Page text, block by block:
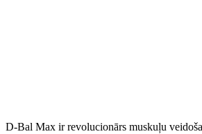
D-Bal Max ir revolucionārs muskuļu